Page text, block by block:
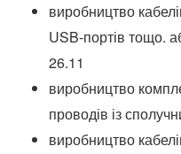
виробництво
USB-портів тощо.
26.11
виробництво
проводів із
виробництво